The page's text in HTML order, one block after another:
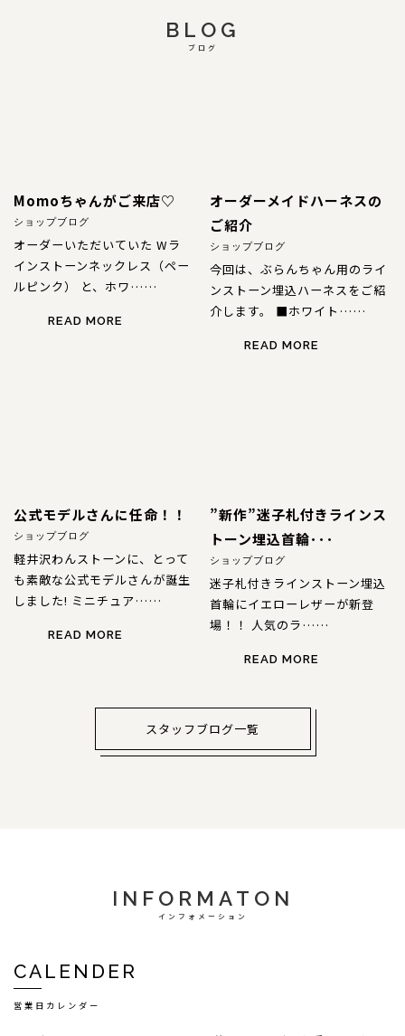
BLOG
ブログ
Momoちゃんがご来店♡
ショップブログ
オーダーいただいていた Wラ
インストーンネックレス（ペー
ルピンク） と、ホワ……
READ MORE
オーダーメイドハーネスの
ご紹介
ショップブログ
今回は、ぶらんちゃん用のライ
ンストーン埋込ハーネスをご紹
介します。 ■ホワイト……
READ MORE
公式モデルさんに任命！！
ショップブログ
軽井沢わんストーンに、とって
も素敵な公式モデルさんが誕生
しました! ミニチュア……
READ MORE
”新作”迷子札付きラインス
トーン埋込首輪･･･
ショップブログ
迷子札付きラインストーン埋込
首輪にイエローレザーが新登
場！！ 人気のラ……
READ MORE
スタッフブログ一覧
INFORMATON
インフォメーション
CALENDER
営業日カレンダー